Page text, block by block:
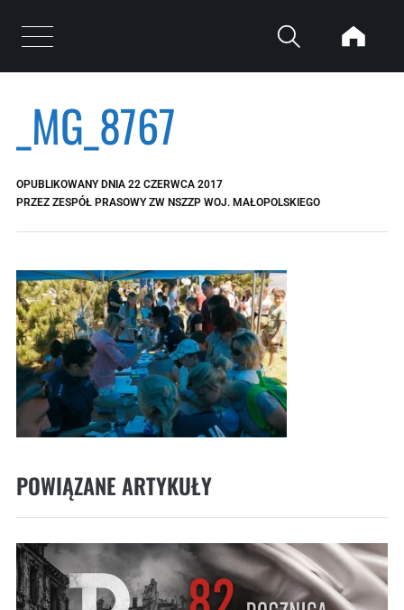
Otwórz menu
_MG_8767
OPUBLIKOWANY DNIA 22 CZERWCA 2017
PRZEZ ZESPÓŁ PRASOWY ZW NSZZP WOJ. MAŁOPOLSKIEGO
POWIĄZANE ARTYKUŁY